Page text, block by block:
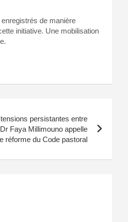
de manière
initiative. Une mobilisation
persistantes entre
Faya Millimouno appelle
réforme du Code pastoral